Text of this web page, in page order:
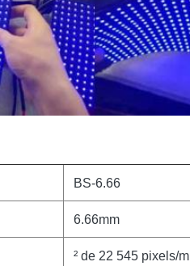
BS-6.66
6.66mm
² de 22 545 pixels/m